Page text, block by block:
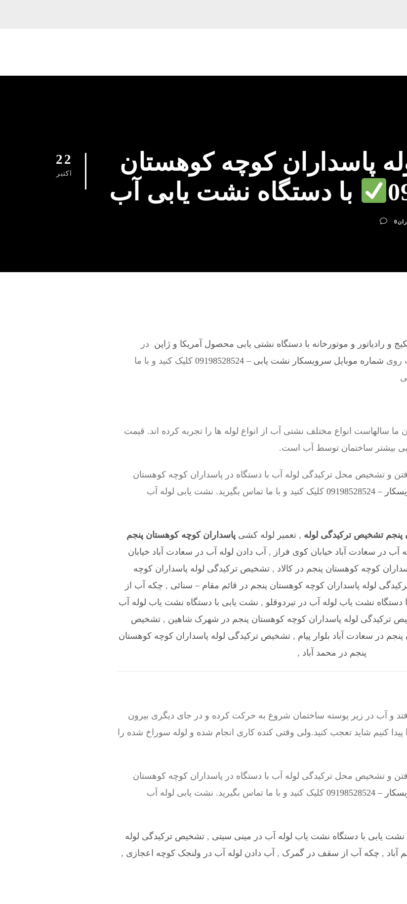
22
اکتبر
پاسداران کوچه کوهستان
با دستگاه نشت یابی آب
0
و رادیاتور و موتورخانه با دستگاه نشتی یابی محصول آمریکا و ژاپن در
روی شماره موبایل سرویسکار نشت یابی – 09198528524
کلیک کنید و با ما
انواع مختلف نشتی آب از انواع لوله ها را تجربه کرده اند. قیمت
بیشتر ساختمان توسط آب است.
و تشخیص محل ترکیدگی لوله آب با دستگاه در پاسداران کوچه کوهستان
کلیک کنید و با ما تماس بگیرید. نشت یابی لوله آب
پنجم تشخیص ترکیدگی لوله ,تعمیر لوله کشیپاسداران کوچه کوهستان پنجم
آب در سعادت آباد خیابان کوی فراز , آب دادن لوله آب در سعادت آباد خیابان
کوچه کوهستان پنجم در کالاد , تشخیص ترکیدگی لوله پاسداران کوچه
لوله پاسداران کوچه کوهستان پنجم در قائم مقام – سنائی , چکه آب از
دستگاه نشت یاب لوله آب در تیردوقلو , نشت یابی با دستگاه نشت یاب لوله آب
ترکیدگی لوله پاسداران کوچه کوهستان پنجم در شهرک شاهین ,تشخیص
در سعادت آباد بلوار پیام , تشخیص ترکیدگی لوله پاسداران کوچه کوهستان
پنجم در محمد آباد ,
و آب در زیر پوسته ساختمان شروع به حرکت کرده و در جای دیگری بیرون
کنیم شاید تعجب کنید.ولی وقتی کنده کاری انجام شده و لوله سوراخ شده را
و تشخیص محل ترکیدگی لوله آب با دستگاه در پاسداران کوچه کوهستان
کلیک کنید و با ما تماس بگیرید. نشت یابی لوله آب
نشت یابی با دستگاه نشت یاب لوله آب در مینی سیتی ,تشخیص ترکیدگی لوله
آباد , چکه آب از سقف در گمرک , آب دادن لوله آب در ولنجک کوچه اعجازی ,